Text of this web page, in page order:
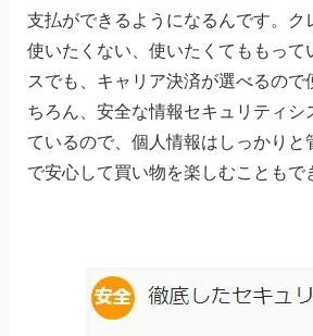
支払ができるようになるんです。ク
使いたくない、使いたくてももって
スでも、キャリア決済が選べるので
ちろん、安全な情報セキュリティシ
ているので、個人情報はしっかりと
で安心して買い物を楽しむこともで